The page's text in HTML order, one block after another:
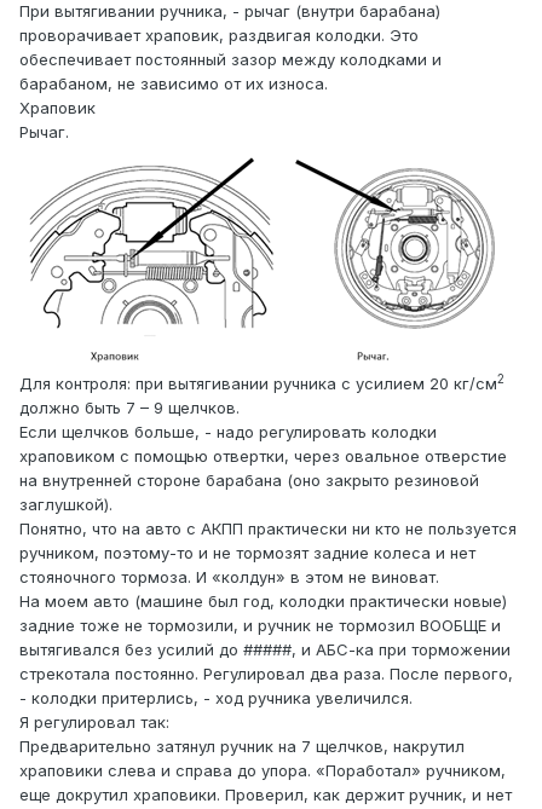
При вытягивании ручника, - рычаг (внутри барабана)
проворачивает храповик, раздвигая колодки. Это
обеспечивает постоянный зазор между колодками и
барабаном, не зависимо от их износа.
Храповик
Рычаг.
Для контроля: при вытягивании ручника с усилием 20 кг/см2
должно быть 7 – 9 щелчков.
Если щелчков больше, - надо регулировать колодки
храповиком с помощью отвертки, через овальное отверстие
на внутренней стороне барабана (оно закрыто резиновой
заглушкой).
Понятно, что на авто с АКПП практически ни кто не пользуется
ручником, поэтому-то и не тормозят задние колеса и нет
стояночного тормоза. И «колдун» в этом не виноват.
На моем авто (машине был год, колодки практически новые)
задние тоже не тормозили, и ручник не тормозил ВООБЩЕ и
вытягивался без усилий до #####, и АБС-ка при торможении
стрекотала постоянно. Регулировал два раза. После первого,
- колодки притерлись, - ход ручника увеличился.
Я регулировал так:
Предварительно затянул ручник на 7 щелчков, накрутил
храповики слева и справа до упора. «Поработал» ручником,
еще докрутил храповики. Проверил, как держит ручник, и нет